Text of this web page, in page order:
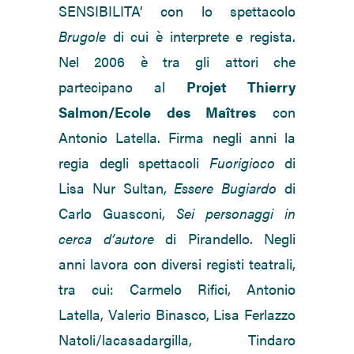
SENSIBILITA’ con lo spettacolo
Brugole di cui è interprete e regista.
Nel 2006 è tra gli attori che
partecipano al Projet Thierry
Salmon/Ecole des Maîtres con
Antonio Latella. Firma negli anni la
regia degli spettacoli Fuorigioco di
Lisa Nur Sultan,Essere Bugiardo di
Carlo Guasconi, Sei personaggi in
cerca d’autoredi Pirandello. Negli
anni lavora con diversi registi teatrali,
tra cui: Carmelo Rifici, Antonio
Latella, Valerio Binasco, Lisa Ferlazzo
Natoli/lacasadargilla, Tindaro